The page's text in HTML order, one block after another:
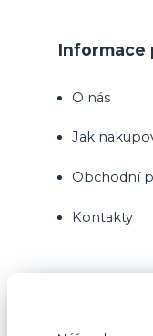
Informace
O nás
Jak
Obchodní
Kontakty